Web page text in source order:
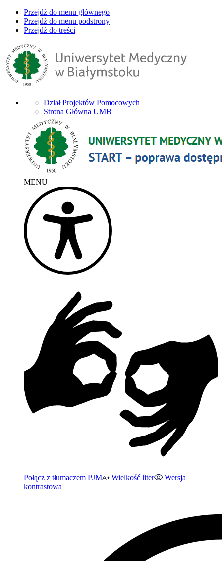
Przejdź do menu głównego
Przejdź do menu podstrony
Przejdź do treści
Dział Projektów Pomocowych
Strona Główna UMB
MENU
Połącz z tłumaczem PJM Wielkość liter
Wersja
kontrastowa